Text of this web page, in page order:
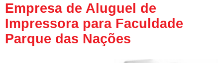
Empresa de Aluguel de
Impressora para Faculdade
Parque das Nações